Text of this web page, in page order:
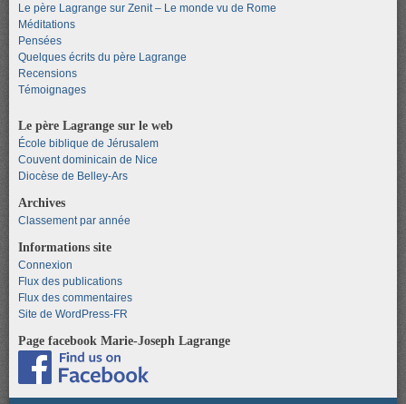
Le père Lagrange sur Zenit – Le monde vu de Rome
Méditations
Pensées
Quelques écrits du père Lagrange
Recensions
Témoignages
Le père Lagrange sur le web
École biblique de Jérusalem
Couvent dominicain de Nice
Diocèse de Belley-Ars
Archives
Classement par année
Informations site
Connexion
Flux des publications
Flux des commentaires
Site de WordPress-FR
Page facebook Marie-Joseph Lagrange